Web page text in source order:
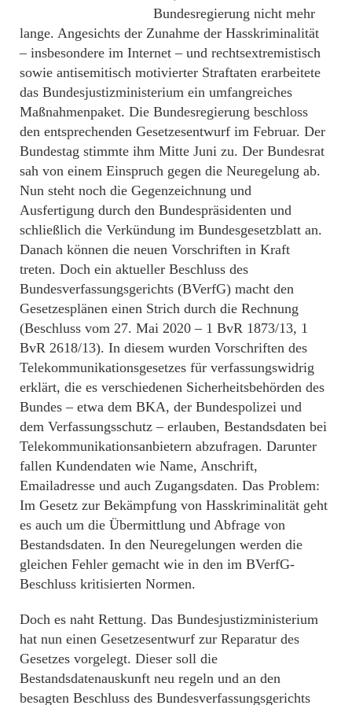
Bundesregierung nicht mehr
lange. Angesichts der Zunahme der Hasskriminalität
– insbesondere im Internet – und rechtsextremistisch
sowie antisemitisch motivierter Straftaten erarbeitete
das Bundesjustizministerium ein umfangreiches
Maßnahmenpaket. Die Bundesregierung beschloss
den entsprechenden Gesetzesentwurf im Februar. Der
Bundestag stimmte ihm Mitte Juni zu. Der Bundesrat
sah von einem Einspruch gegen die Neuregelung ab.
Nun steht noch die Gegenzeichnung und
Ausfertigung durch den Bundespräsidenten und
schließlich die Verkündung im Bundesgesetzblatt an.
Danach können die neuen Vorschriften in Kraft
treten. Doch ein aktueller Beschluss des
Bundesverfassungsgerichts (BVerfG) macht den
Gesetzesplänen einen Strich durch die Rechnung
(Beschluss vom 27. Mai 2020 – 1 BvR 1873/13, 1
BvR 2618/13). In diesem wurden Vorschriften des
Telekommunikationsgesetzes für verfassungswidrig
erklärt, die es verschiedenen Sicherheitsbehörden des
Bundes – etwa dem BKA, der Bundespolizei und
dem Verfassungsschutz – erlauben, Bestandsdaten bei
Telekommunikationsanbietern abzufragen. Darunter
fallen Kundendaten wie Name, Anschrift,
Emailadresse und auch Zugangsdaten. Das Problem:
Im Gesetz zur Bekämpfung von Hasskriminalität geht
es auch um die Übermittlung und Abfrage von
Bestandsdaten. In den Neuregelungen werden die
gleichen Fehler gemacht wie in den im BVerfG-
Beschluss kritisierten Normen.
Doch es naht Rettung. Das Bundesjustizministerium
hat nun einen Gesetzesentwurf zur Reparatur des
Gesetzes vorgelegt. Dieser soll die
Bestandsdatenauskunft neu regeln und an den
besagten Beschluss des Bundesverfassungsgerichts